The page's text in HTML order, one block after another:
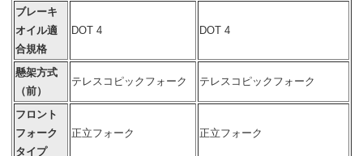
ブレーキ
オイル適
合規格
DOT 4 DOT 4
懸架方式
（前）
テレスコピックフォーク テレスコピックフォーク
フロント
フォーク
タイプ
正立フォーク 正立フォーク